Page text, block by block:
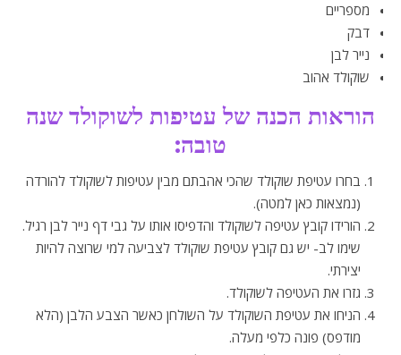
מספריים
דבק
נייר לבן
שוקולד אהוב
הוראות הכנה של עטיפות לשוקולד שנה
טובה:
בחרו עטיפת שוקולד שהכי אהבתם מבין עטיפות לשוקולד להורדה
(נמצאות כאן למטה).
הורידו קובץ עטיפה לשוקולד והדפיסו אותו על גבי דף נייר לבן רגיל.
שימו לב- יש גם קובץ עטיפת שוקולד לצביעה למי שרוצה להיות
יצירתי.
גזרו את העטיפה לשוקולד.
הניחו את עטיפת השוקולד על השולחן כאשר הצבע הלבן (הלא
מודפס) פונה כלפי מעלה.